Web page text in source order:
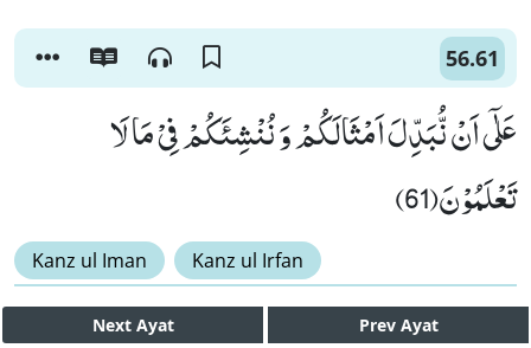
56.61
عَلٰۤى اَنْ نُّبَدِّلَ اَمْثَالَكُمْ وَ نُنْشِئَكُمْ فِیْ مَا لَا
تَعْلَمُوْنَ(61)
Kanz ul Iman Kanz ul Irfan
Next Ayat Prev Ayat